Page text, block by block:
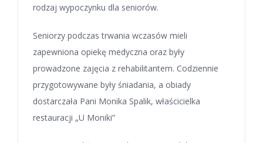
rodzaj wypoczynku dla seniorów.
Seniorzy podczas trwania wczasów mieli
zapewniona opiekę medyczna oraz były
prowadzone zajęcia z rehabilitantem. Codziennie
przygotowywane były śniadania, a obiady
dostarczała Pani Monika Spalik, właścicielka
restauracji „U Moniki”